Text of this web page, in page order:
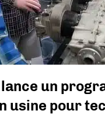
un
usine pour